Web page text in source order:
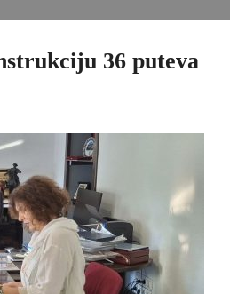
KM ZA VODOSNABDIJEVANJE
36 puteva